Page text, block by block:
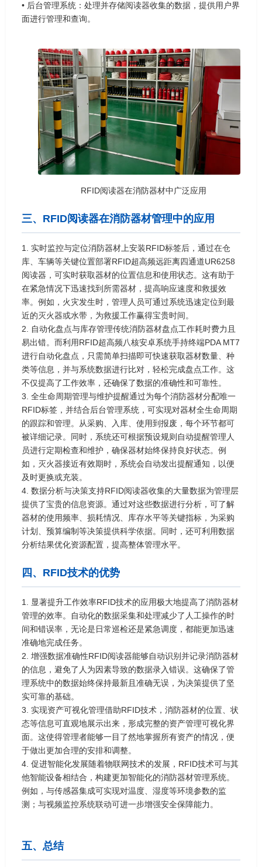
• 后台管理系统：处理并存储阅读器收集的数据，提供用户界
面进行管理和查询。
RFID阅读器在消防器材中广泛应用
三、RFID阅读器在消防器材管理中的应用
1. 实时监控与定位消防器材上安装RFID标签后，通过在仓
库、车辆等关键位置部署RFID超高频远距离四通道UR6258
阅读器，可实时获取器材的位置信息和使用状态。这有助于
在紧急情况下迅速找到所需器材，提高响应速度和救援效
率。例如，火灾发生时，管理人员可通过系统迅速定位到最
近的灭火器或水带，为救援工作赢得宝贵时间。
2. 自动化盘点与库存管理传统消防器材盘点工作耗时费力且
易出错。而利用RFID超高频八核安卓系统手持终端PDA MT7
进行自动化盘点，只需简单扫描即可快速获取器材数量、种
类等信息，并与系统数据进行比对，轻松完成盘点工作。这
不仅提高了工作效率，还确保了数据的准确性和可靠性。
3. 全生命周期管理与维护提醒通过为每个消防器材分配唯一
RFID标签，并结合后台管理系统，可实现对器材全生命周期
的跟踪和管理。从采购、入库、使用到报废，每个环节都可
被详细记录。同时，系统还可根据预设规则自动提醒管理人
员进行定期检查和维护，确保器材始终保持良好状态。例
如，灭火器接近有效期时，系统会自动发出提醒通知，以便
及时更换或充装。
4. 数据分析与决策支持RFID阅读器收集的大量数据为管理层
提供了宝贵的信息资源。通过对这些数据进行分析，可了解
器材的使用频率、损耗情况、库存水平等关键指标，为采购
计划、预算编制等决策提供科学依据。同时，还可利用数据
分析结果优化资源配置，提高整体管理水平。
四、RFID技术的优势
1. 显著提升工作效率RFID技术的应用极大地提高了消防器材
管理的效率。自动化的数据采集和处理减少了人工操作的时
间和错误率，无论是日常巡检还是紧急调度，都能更加迅速
准确地完成任务。
2. 增强数据准确性RFID阅读器能够自动识别并记录消防器材
的信息，避免了人为因素导致的数据录入错误。这确保了管
理系统中的数据始终保持最新且准确无误，为决策提供了坚
实可靠的基础。
3. 实现资产可视化管理借助RFID技术，消防器材的位置、状
态等信息可直观地展示出来，形成完整的资产管理可视化界
面。这使得管理者能够一目了然地掌握所有资产的情况，便
于做出更加合理的安排和调整。
4. 促进智能化发展随着物联网技术的发展，RFID技术可与其
他智能设备相结合，构建更加智能化的消防器材管理系统。
例如，与传感器集成可实现对温度、湿度等环境参数的监
测；与视频监控系统联动可进一步增强安全保障能力。
五、总结